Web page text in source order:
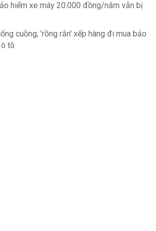
hiểm xe máy 20.000 đồng/năm vẫn bị
cuồng, 'rồng rắn' xếp hàng đi mua bảo
tô